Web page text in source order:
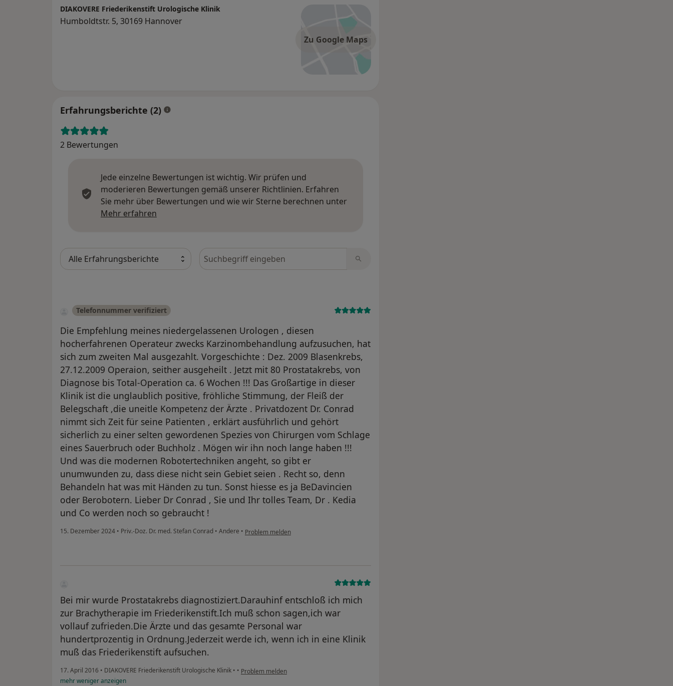
Zu Google Maps
DIAKOVERE Friederikenstift Urologische Klinik
Humboldtstr. 5, 30169 Hannover
Erfahrungsberichte (2)
2 Bewertungen
Jede einzelne Bewertungen ist wichtig. Wir prüfen und
moderieren Bewertungen gemäß unserer Richtlinien. Erfahren
Sie mehr über Bewertungen und wie wir Sterne berechnen unter
Mehr erfahren
Bewertungen durchsuchen
Telefonnummer verifiziert
Die Empfehlung meines niedergelassenen Urologen , diesen
hocherfahrenen Operateur zwecks Karzinombehandlung aufzusuchen, hat
sich zum zweiten Mal ausgezahlt. Vorgeschichte : Dez. 2009 Blasenkrebs,
27.12.2009 Operaion, seither ausgeheilt . Jetzt mit 80 Prostatakrebs, von
Diagnose bis Total-Operation ca. 6 Wochen !!! Das Großartige in dieser
Klinik ist die unglaublich positive, fröhliche Stimmung, der Fleiß der
Belegschaft ,die uneitle Kompetenz der Ärzte . Privatdozent Dr. Conrad
nimmt sich Zeit für seine Patienten , erklärt ausführlich und gehört
sicherlich zu einer selten gewordenen Spezies von Chirurgen vom Schlage
eines Sauerbruch oder Buchholz . Mögen wir ihn noch lange haben !!!
Und was die modernen Robotertechniken angeht, so gibt er
unumwunden zu, dass diese nicht sein Gebiet seien . Recht so, denn
Behandeln hat was mit Händen zu tun. Sonst hiesse es ja BeDavincien
oder Berobotern. Lieber Dr Conrad , Sie und Ihr tolles Team, Dr . Kedia
und Co werden noch so gebraucht !
15. Dezember 2024 • Priv.-Doz. Dr. med. Stefan Conrad • Andere • Problem melden
Bei mir wurde Prostatakrebs diagnostiziert.Darauhinf entschloß ich mich
zur Brachytherapie im Friederikenstift.Ich muß schon sagen,ich war
vollauf zufrieden.Die Ärzte und das gesamte Personal war
hundertprozentig in Ordnung.Jederzeit werde ich, wenn ich in eine Klinik
muß das Friederikenstift aufsuchen.
17. April 2016 • DIAKOVERE Friederikenstift Urologische Klinik • • Problem melden
mehrwenigeranzeigen